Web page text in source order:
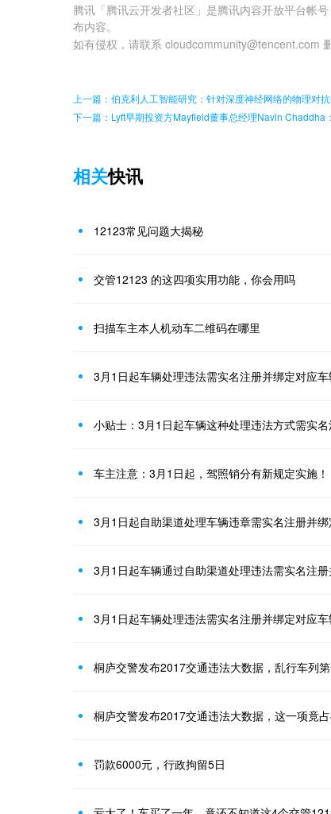
腾讯「腾讯云开发者社区」是腾讯内容开放平台帐
布内容。
如有侵权，请联系 cloudcommunity@tencent.com 删
上一篇：伯克利人工智能研究：针对深度神经网络的物理对
下一篇：Lyft早期投资方Mayfield董事总经理Navin Chaddha
相关快讯
12123常见问题大揭秘
交管12123 的这四项实用功能，你会用吗
扫描车主本人机动车二维码在哪里
3月1日起车辆处理违法需实名注册并绑定对应车
小贴士：3月1日起车辆这种处理违法方式需实
车主注意：3月1日起，驾照销分有新规定实施！
3月1日起自助渠道处理车辆违章需实名注册并
3月1日起车辆通过自助渠道处理违法需实名注
3月1日起车辆处理违法需实名注册并绑定对应车
桐庐交警发布2017交通违法大数据，乱行车列
桐庐交警发布2017交通违法大数据，这一项竟
罚款6000元，行政拘留5日